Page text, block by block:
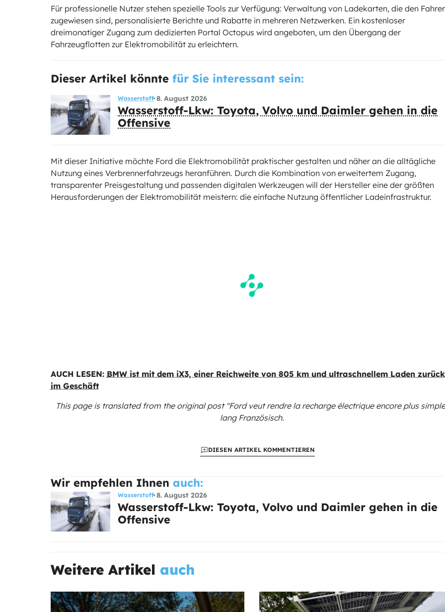
Für professionelle Nutzer stehen spezielle Tools zur Verfügung: Verwaltung von Ladekarten, die den
zugewiesen sind, personalisierte Berichte und Rabatte in mehreren Netzwerken. Ein kostenloser
dreimonatiger Zugang zum dedizierten Portal Octopus wird angeboten, um den Übergang der
Fahrzeugflotten zur Elektromobilität zu erleichtern.
Dieser Artikel könnte für Sie interessant sein:
Wasserstoff 8. August 2026
Wasserstoff-Lkw: Toyota, Volvo und Daimler gehen in die
Offensive
Mit dieser Initiative möchte Ford die Elektromobilität praktischer gestalten und näher an die alltägliche
Nutzung eines Verbrennerfahrzeugs heranführen. Durch die Kombination von erweitertem Zugang,
transparenter Preisgestaltung und passenden digitalen Werkzeugen will der Hersteller eine der größten
Herausforderungen der Elektromobilität meistern: die einfache Nutzung öffentlicher Ladeinfrastruktur.
AUCH LESEN: BMW ist mit dem iX3, einer Reichweite von 805 km und ultraschnellem Laden zurück
im Geschäft
This page is translated from the originalpost "Ford veut rendre la recharge électrique encore plus
lang Französisch.
DIESEN ARTIKEL KOMMENTIEREN
Wir empfehlen Ihnen auch:
Wasserstoff 8. August 2026
Wasserstoff-Lkw: Toyota, Volvo und Daimler gehen in die
Offensive
Weitere Artikel auch